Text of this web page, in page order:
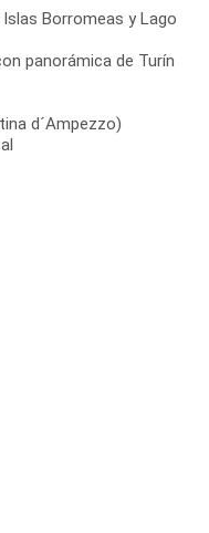
Borromeas y Lago
panorámica de Turín
d´Ampezzo)